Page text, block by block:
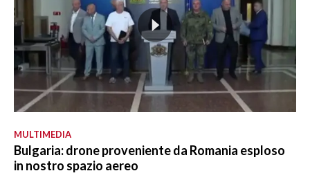
MULTIMEDIA
Bulgaria: drone proveniente da Romania esploso
in nostro spazio aereo